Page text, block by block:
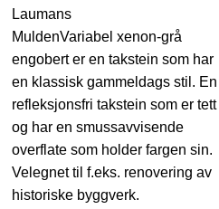
Laumans
MuldenVariabel xenon-grå
engobert er en takstein som har
en klassisk gammeldags stil. En
refleksjonsfri takstein som er tett
og har en smussavvisende
overflate som holder fargen sin.
Velegnet til f.eks. renovering av
historiske byggverk.